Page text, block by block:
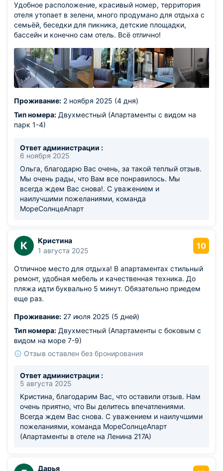
Удобное расположение, красивый номер, территория
отеля утопает в зелени, много продумано для отдыха с
семьёй, беседки для пикника, детские площадки,
бассейн и конечно сам отель. Всё отлично!
Проживание: 2 ноября 2025 (4 дня)
Тип номера: Двухместный (Апартаменты с видом на
парк 1-4)
Ответ администрации :
6 ноября 2025
Ольга, благодарю Вас очень, за такой теплый отзыв.
Мы очень рады, что Вам все понравилось. Мы
всегда ждем Вас снова!. С уважением и
наилучшими пожеланиями, команда
МореСолнцеАпарт
К
Кристина
1 августа 2025
10
Отличное место для отдыха! В апартаментах стильный
ремонт, удобная мебель и качественная техника. До
пляжа идти буквально 5 минут. Обязательно приедем
еще раз.
Проживание: 27 июля 2025 (5 дней)
Тип номера: Двухместный (Апартаменты с боковым с
видом на море 7-9)
Отзыв оставлен без бронирования
Ответ администрации :
5 августа 2025
Кристина, благодарим Вас, что оставили отзыв. Нам
очень приятно, что Вы делитесь впечатлениями.
Всегда ждем Вас снова. С уважением и наилучшими
пожеланиями, команда МореСолнцеАпарт
(Апартаменты в отеле на Ленина 217А)
Дарья